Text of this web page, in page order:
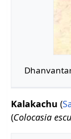
Kalakachu (
(Colocasia